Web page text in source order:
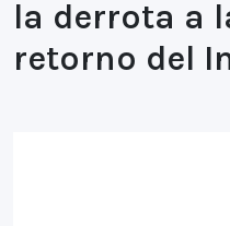
la derrota a
retorno del